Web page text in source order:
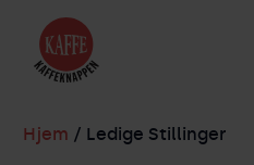
Hjem / Ledige Stillinger